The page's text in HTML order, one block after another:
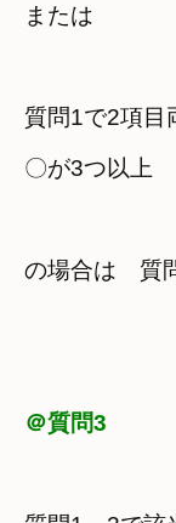
または
質問1で2項目
の場合は　質
＠質問3